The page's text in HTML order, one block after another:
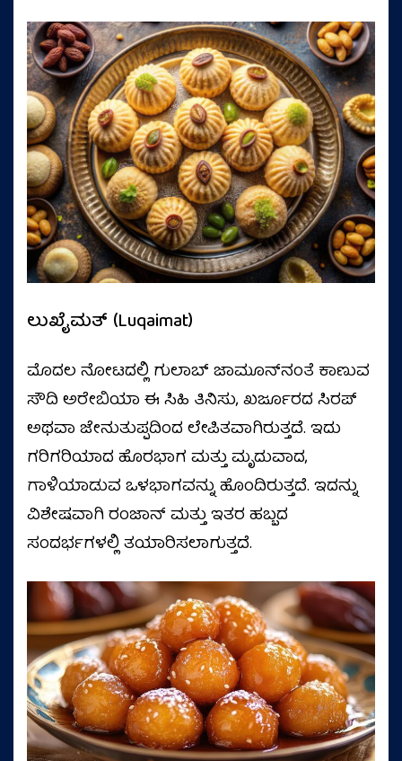
ಲುಖೈಮತ್ (Luqaimat)
ಮೊದಲ ನೋಟದಲ್ಲಿ ಗುಲಾಬ್‌ ಜಾಮೂನ್‌ನಂತೆ ಕಾಣುವ
ಸೌದಿ ಅರೇಬಿಯಾ ಈ ಸಿಹಿ ತಿನಿಸು, ಖರ್ಜೂರದ ಸಿರಪ್
ಅಥವಾ ಜೇನುತುಪ್ಪದಿಂದ ಲೇಪಿತವಾಗಿರುತ್ತದೆ. ಇದು
ಗರಿಗರಿಯಾದ ಹೊರಭಾಗ ಮತ್ತು ಮೃದುವಾದ,
ಗಾಳಿಯಾಡುವ ಒಳಭಾಗವನ್ನು ಹೊಂದಿರುತ್ತದೆ. ಇದನ್ನು
ವಿಶೇಷವಾಗಿ ರಂಜಾನ್ ಮತ್ತು ಇತರ ಹಬ್ಬದ
ಸಂದರ್ಭಗಳಲ್ಲಿ ತಯಾರಿಸಲಾಗುತ್ತದೆ.